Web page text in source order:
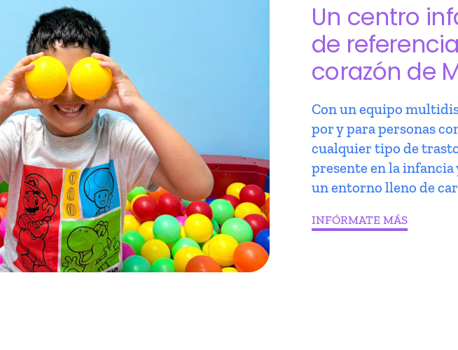
Un centro
de
corazón de
Con un equipo
por y para personas
cualquier tipo de
presente en la infancia
un entorno lleno de
INFÓRMATE MÁS